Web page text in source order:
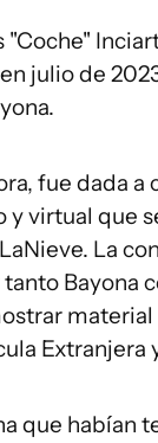
"Coche"
julio de
fue dada
virtual que
La
Bayona
Extranjera
que habían